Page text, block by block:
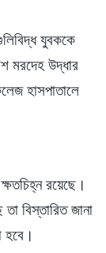
যুবককে
মরদেহ উদ্ধার
হাসপাতালে
রয়েছে।
বিস্তারিত জানা
হবে।